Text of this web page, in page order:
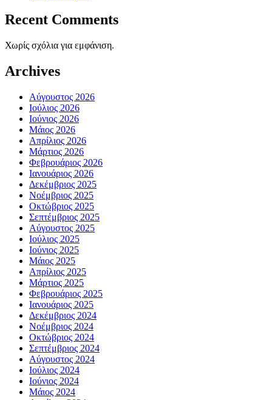
Recent Comments
Χωρίς σχόλια για εμφάνιση.
Archives
Αύγουστος 2026
Ιούλιος 2026
Ιούνιος 2026
Μάιος 2026
Απρίλιος 2026
Μάρτιος 2026
Φεβρουάριος 2026
Ιανουάριος 2026
Δεκέμβριος 2025
Νοέμβριος 2025
Οκτώβριος 2025
Σεπτέμβριος 2025
Αύγουστος 2025
Ιούλιος 2025
Ιούνιος 2025
Μάιος 2025
Απρίλιος 2025
Μάρτιος 2025
Φεβρουάριος 2025
Ιανουάριος 2025
Δεκέμβριος 2024
Νοέμβριος 2024
Οκτώβριος 2024
Σεπτέμβριος 2024
Αύγουστος 2024
Ιούλιος 2024
Ιούνιος 2024
Μάιος 2024